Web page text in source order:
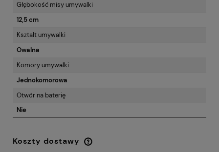
Głębokość misy umywalki
12,5 cm
Kształt umywalki
Owalna
Komory umywalki
Jednokomorowa
Otwór na baterię
Nie
Koszty dostawy
Cena nie zawiera ewentualnych kosztów